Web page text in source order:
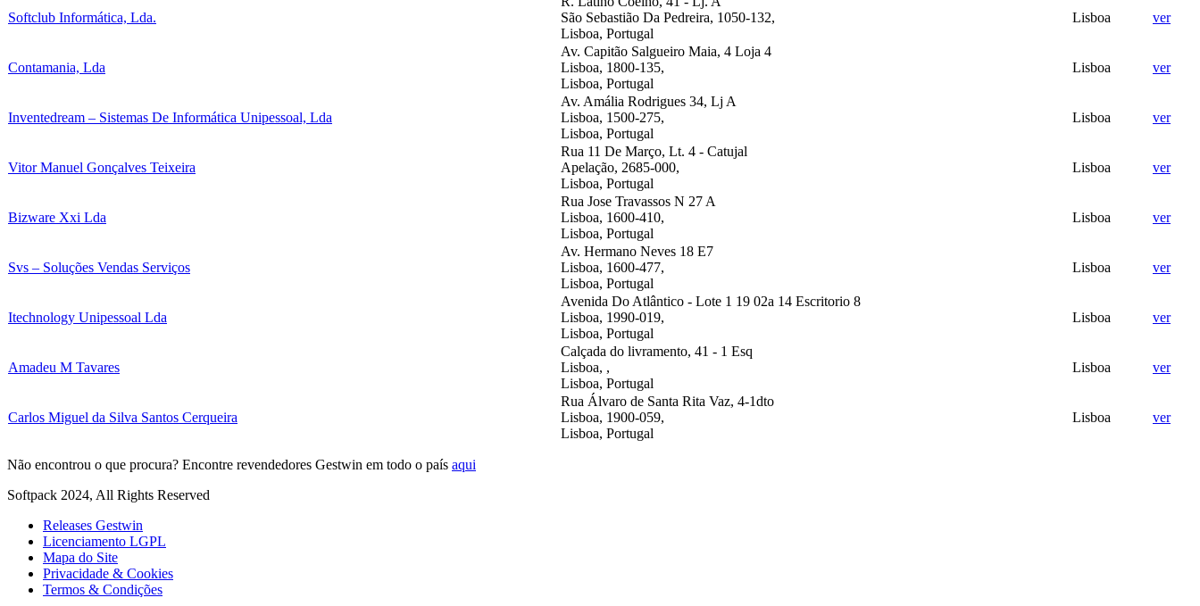
Softclub Informática, Lda.
São Sebastião Da Pedreira, 1050-132,
Lisboa, Portugal
Lisboa ver
Contamania, Lda
Av. Capitão Salgueiro Maia, 4 Loja 4
Lisboa, 1800-135,
Lisboa, Portugal
Lisboa ver
Inventedream – Sistemas De Informática Unipessoal, Lda
Av. Amália Rodrigues 34, Lj A
Lisboa, 1500-275,
Lisboa, Portugal
Lisboa ver
Vitor Manuel Gonçalves Teixeira
Rua 11 De Março, Lt. 4 - Catujal
Apelação, 2685-000,
Lisboa, Portugal
Lisboa ver
Bizware Xxi Lda
Rua Jose Travassos N 27 A
Lisboa, 1600-410,
Lisboa, Portugal
Lisboa ver
Svs – Soluções Vendas Serviços
Av. Hermano Neves 18 E7
Lisboa, 1600-477,
Lisboa, Portugal
Lisboa ver
Itechnology Unipessoal Lda
Avenida Do Atlântico - Lote 1 19 02a 14 Escritorio 8
Lisboa, 1990-019,
Lisboa, Portugal
Lisboa ver
Amadeu M Tavares
Calçada do livramento, 41 - 1 Esq
Lisboa, ,
Lisboa, Portugal
Lisboa ver
Carlos Miguel da Silva Santos Cerqueira
Rua Álvaro de Santa Rita Vaz, 4-1dto
Lisboa, 1900-059,
Lisboa, Portugal
Lisboa ver
Não encontrou o que procura? Encontre revendedores Gestwin em todo o país aqui
Softpack 2024, All Rights Reserved
Releases Gestwin
Licenciamento LGPL
Mapa do Site
Privacidade & Cookies
Termos & Condições